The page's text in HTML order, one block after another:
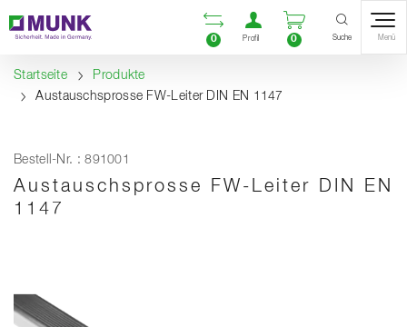
Inhalt
Inhaltsverzeichnis
Navigation Vergleichsliste öffnen
0
Benutzerkonto
Profil
Warenkorb
0 Suche Menü
Startseite
Produkte
Austauschsprosse FW-Leiter DIN EN 1147
Bestell-Nr. : 891001
Austauschsprosse FW-Leiter DIN EN
1147